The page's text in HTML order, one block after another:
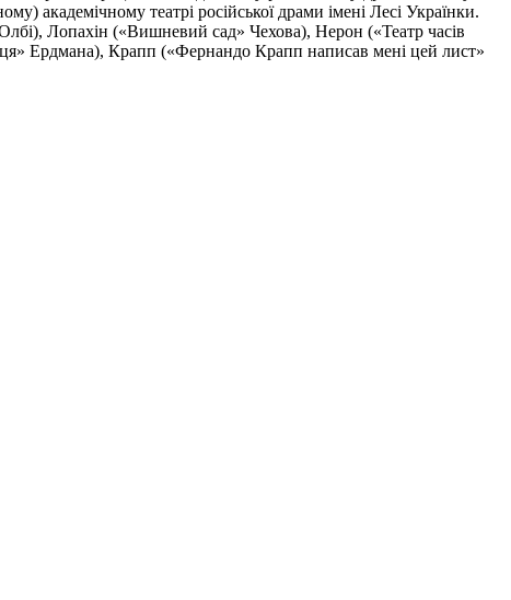
академічному театрі російської драми імені Лесі Українки.
Лопахін («Вишневий сад» Чехова), Нерон («Театр часів
Ердмана), Крапп («Фернандо Крапп написав мені цей лист»